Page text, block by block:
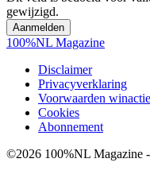
gewijzigd.
100%NL Magazine
Disclaimer
Privacyverklaring
Voorwaarden
Cookies
Abonnement
©2026 100%NL Magazine